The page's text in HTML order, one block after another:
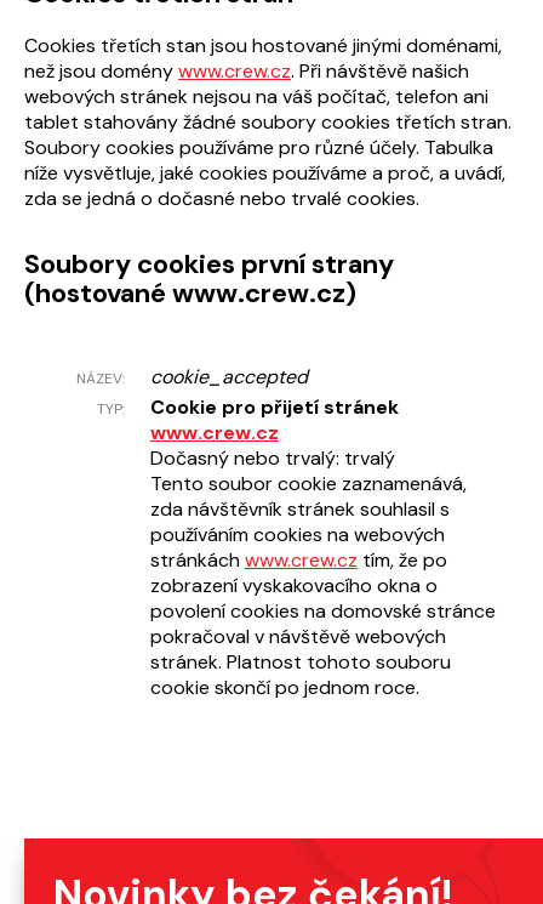
Cookies třetích stan jsou hostované jinými doménami,
než jsou doménywww.crew.cz. Při návštěvě našich
webových stránek nejsou na váš počítač, telefon ani
tablet stahovány žádné soubory cookies třetích stran.
Soubory cookies používáme pro různé účely. Tabulka
níže vysvětluje, jaké cookies používáme a proč, a uvádí,
zda se jedná o dočasné nebo trvalé cookies.
Soubory cookies první strany
(hostované www.crew.cz)
cookie_accepted
Cookie pro přijetí stránek
www.crew.cz
Dočasný nebo trvalý: trvalý
Tento soubor cookie zaznamenává,
zda návštěvník stránek souhlasil s
používáním cookies na webových
stránkáchwww.crew.cz tím, že po
zobrazení vyskakovacího okna o
povolení cookies na domovské stránce
pokračoval v návštěvě webových
stránek. Platnost tohoto souboru
cookie skončí po jednom roce.